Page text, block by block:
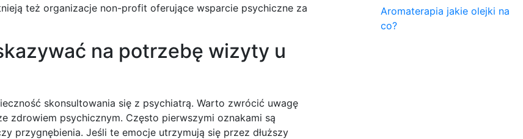
też organizacje non-profit oferujące wsparcie psychiczne za
na potrzebę wizyty u
skonsultowania się z psychiatrą. Warto zwrócić uwagę
zdrowiem psychicznym. Często pierwszymi oznakami są
przygnębienia. Jeśli te emocje utrzymują się przez dłuższy
Aromaterapia jakie olejki na
co?